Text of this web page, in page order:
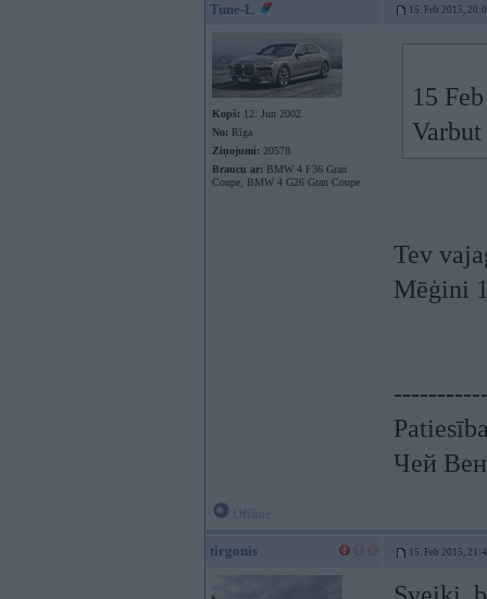
Tune-L 15. Feb 2015,
Kopš: 12. Jun 2002
No: Rīga
Ziņojumi: 20578
Braucu ar: BMW 4 F36 Gran
Coupe, BMW 4 G26 Gran Coupe
15
Tev
Mēģini
Чей
tirgonis 15. Feb 2015,